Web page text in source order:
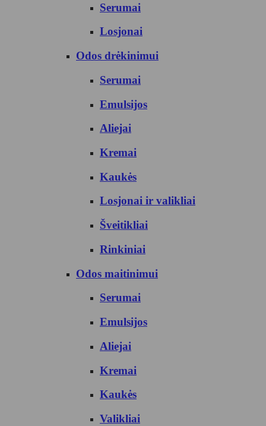
Serumai
Losjonai
Odos drėkinimui
Serumai
Emulsijos
Aliejai
Kremai
Kaukės
Losjonai ir valikliai
Šveitikliai
Rinkiniai
Odos maitinimui
Serumai
Emulsijos
Aliejai
Kremai
Kaukės
Valikliai